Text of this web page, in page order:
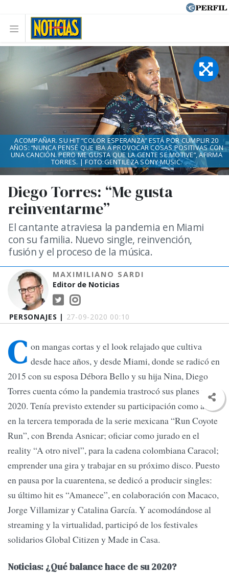
PERSONAJES | 27-09-2020 00:10
Diego Torres: “Me gusta
reinventarme”
El cantante atraviesa la pandemia en Miami
con su familia. Nuevo single, reinvención,
fusión y el proceso de la música.
MAXIMILIANO SARDI
Editor de Noticias
ACOMPAÑAR. SU HIT “COLOR ESPERANZA” ESTÁ POR CUMPLIR 20
AÑOS: “NUNCA PENSÉ QUE IBA A PROVOCAR COSAS POSITIVAS CON
UNA CANCIÓN. PERO ME GUSTA QUE LA GENTE SE MOTIVE”, AFIRMA
TORRES. | FOTO:GENTILEZA SONY MUSIC.
C on mangas cortas y el look relajado que cultiva
desde hace años, y desde Miami, donde se radicó en
2015 con su esposa Débora Bello y su hija Nina, Diego
Torres cuenta cómo la pandemia trastrocó sus planes para
2020. Tenía previsto extender su participación como actor
en la tercera temporada de la serie mexicana “Run Coyote
Run”, con Brenda Asnicar; oficiar como jurado en el
reality “A otro nivel”, para la cadena colombiana Caracol;
emprender una gira y trabajar en su próximo disco. Puesto
en pausa por la cuarentena, se dedicó a producir singles:
su último hit es “Amanece”, en colaboración con Macaco,
Jorge Villamizar y Catalina García. Y acomodándose al
streaming y la virtualidad, participó de los festivales
solidarios Global Citizen y Made in Casa.
Noticias: ¿Qué balance hace de su 2020?